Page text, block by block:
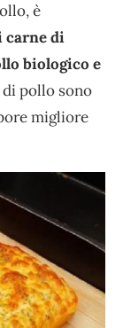
è
carne di
biologico e
pollo sono
migliore